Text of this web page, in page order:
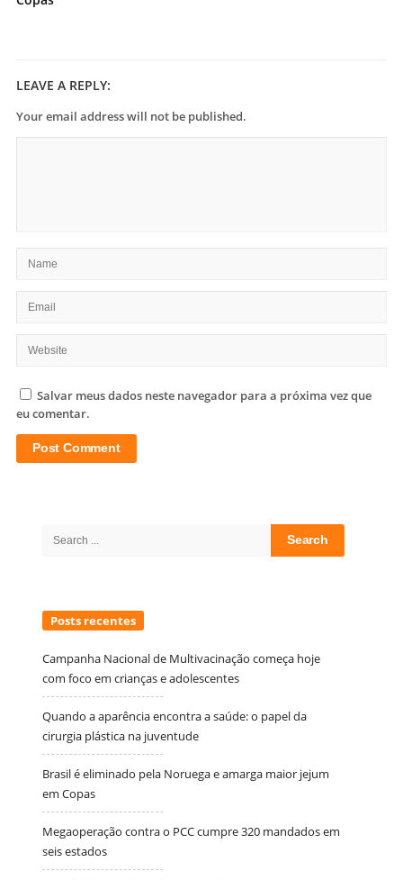
LEAVE A REPLY:
Your email address will not be published.
Salvar meus dados neste navegador para a próxima vez que
eu comentar.
Search
Posts recentes
Campanha Nacional de Multivacinação começa hoje
com foco em crianças e adolescentes
Quando a aparência encontra a saúde: o papel da
cirurgia plástica na juventude
Brasil é eliminado pela Noruega e amarga maior jejum
em Copas
Megaoperação contra o PCC cumpre 320 mandados em
seis estados